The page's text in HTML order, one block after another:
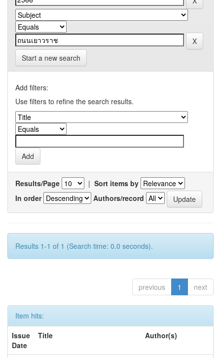
Start a new search
Add filters:
Use filters to refine the search results.
Results/Page | Sort items by
In order
Authors/record
Results 1-1 of 1 (Search time: 0.0 seconds).
previous 1 next
Item hits:
Issue
Date
Title Author(s)